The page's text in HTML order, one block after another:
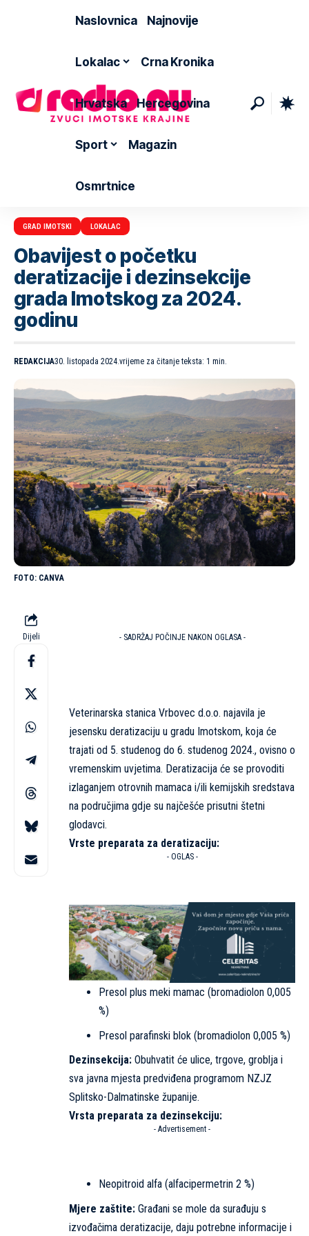
Naslovnica Najnovije
Lokalac Crna Kronika
Hrvatska Hercegovina
Sport Magazin
Osmrtnice
GRAD IMOTSKI LOKALAC
Obavijest o početku
deratizacije i dezinsekcije
grada Imotskog za 2024.
godinu
REDAKCIJA30. listopada 2024.vrijeme za čitanje teksta: 1 min.
CANVA
Dijeli - SADRŽAJ POČINJE NAKON OGLASA -
Veterinarska stanica Vrbovec d.o.o. najavila je
jesensku deratizaciju u gradu Imotskom, koja će
trajati od 5. studenog do 6. studenog 2024., ovisno o
vremenskim uvjetima. Deratizacija će se provoditi
izlaganjem otrovnih mamaca i/ili kemijskih sredstava
na područjima gdje su najčešće prisutni štetni
glodavci.
Vrste preparata za deratizaciju:
- OGLAS -
Presol plus meki mamac (bromadiolon 0,005
%)
Presol parafinski blok (bromadiolon 0,005 %)
Dezinsekcija: Obuhvatit će ulice, trgove, groblja i
sva javna mjesta predviđena programom NZJZ
Splitsko-Dalmatinske županije.
Vrsta preparata za dezinsekciju:
- Advertisement -
Neopitroid alfa (alfacipermetrin 2 %)
Mjere zaštite: Građani se mole da surađuju s
izvođačima deratizacije, daju potrebne informacije i